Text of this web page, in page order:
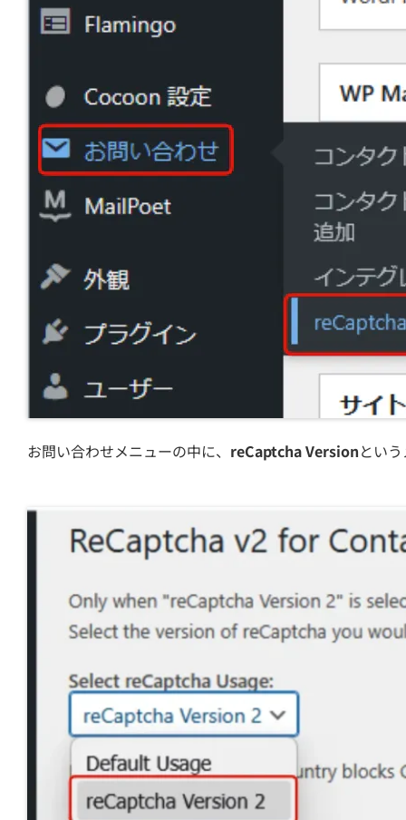
お問い合わせメニューの中に、 reCaptcha Versionとい